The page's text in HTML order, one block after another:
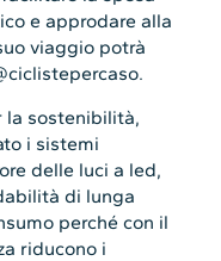
e approdare alla
viaggio potrà
la sostenibilità,
i sistemi
delle luci a led,
di lunga
perché con il
riducono i